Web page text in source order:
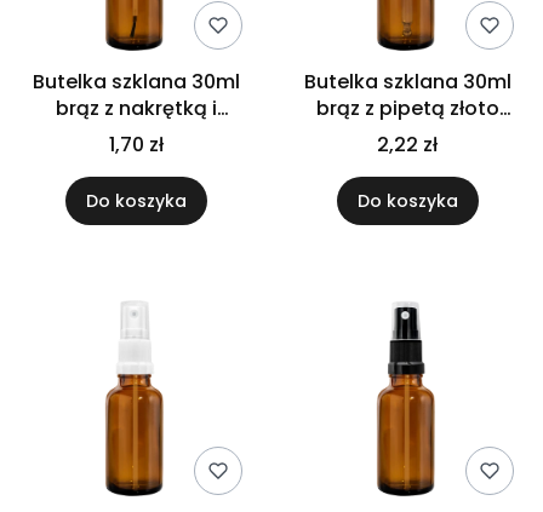
Butelka szklana 30ml
brąz z nakrętką i
pędzelkiem czarnym
1,70 zł
Do koszyka
Butelka szklana 30ml
brąz z pipetą złoto
czarną
2,22 zł
Do koszyka